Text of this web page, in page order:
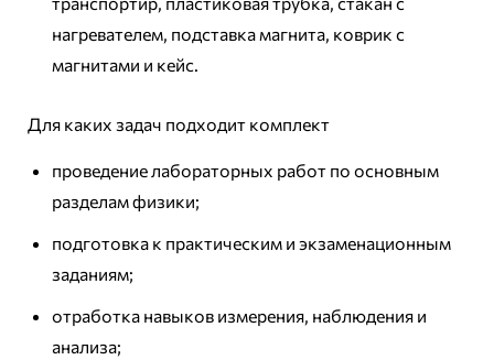
нагревателем, подставка магнита, коврик с
магнитами и кейс.
Для каких задач подходит комплект
проведение лабораторных работ по основным
разделам физики;
подготовка к практическим и экзаменационным
заданиям;
отработка навыков измерения, наблюдения и
анализа;